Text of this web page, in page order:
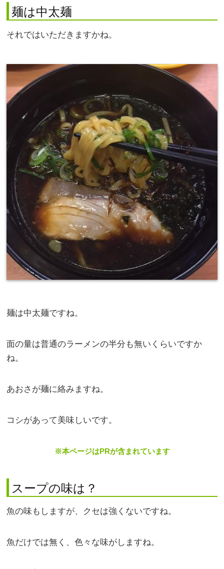
麺は中太麺
それではいただきますかね。
麺は中太麺ですね。
面の量は普通のラーメンの半分も無いくらいですか
ね。
あおさが麺に絡みますね。
コシがあって美味しいです。
※本ページはPRが含まれています
スープの味は？
魚の味もしますが、クセは強くないですね。
魚だけでは無く、色々な味がしますね。